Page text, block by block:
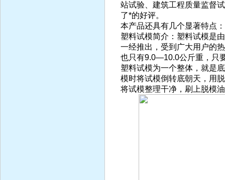
站试验、建筑工程质量监督
了*的好评。
本产品还具有几个显著特点
塑料试模简介：塑料试模是
一经推出，受到广大用户的
也只有9.0—10.0公斤重，只
塑料试模为一个整体，就是
模时将试模倒转底朝天，用
将试模整理干净，刷上脱模